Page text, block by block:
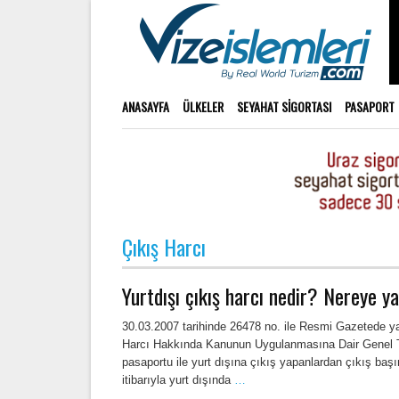
ANASAYFA ÜLKELER SEYAHAT SIGORTASI PASAPORT
Çıkış Harcı
Yurtdışı çıkış harcı nedir? Nereye
30.03.2007 tarihinde 26478 no. ile Resmi Gazetede
Harcı Hakkında Kanunun Uygulanmasına Dair
pasaportu ile yurt dışına çıkış yapanlardan çıkış
itibarıyla yurt dışında